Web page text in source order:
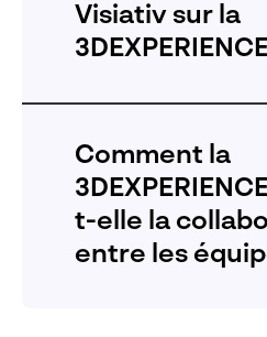
selon leur spécificités
Les rôles facilitent l’accès
Visiativ sur la
complet et personnalisé
avantages de la plateforme
un industriel : Dés votre
contact avec vous pour
de vos licences, nous
Comment la
t-elle la
entre les